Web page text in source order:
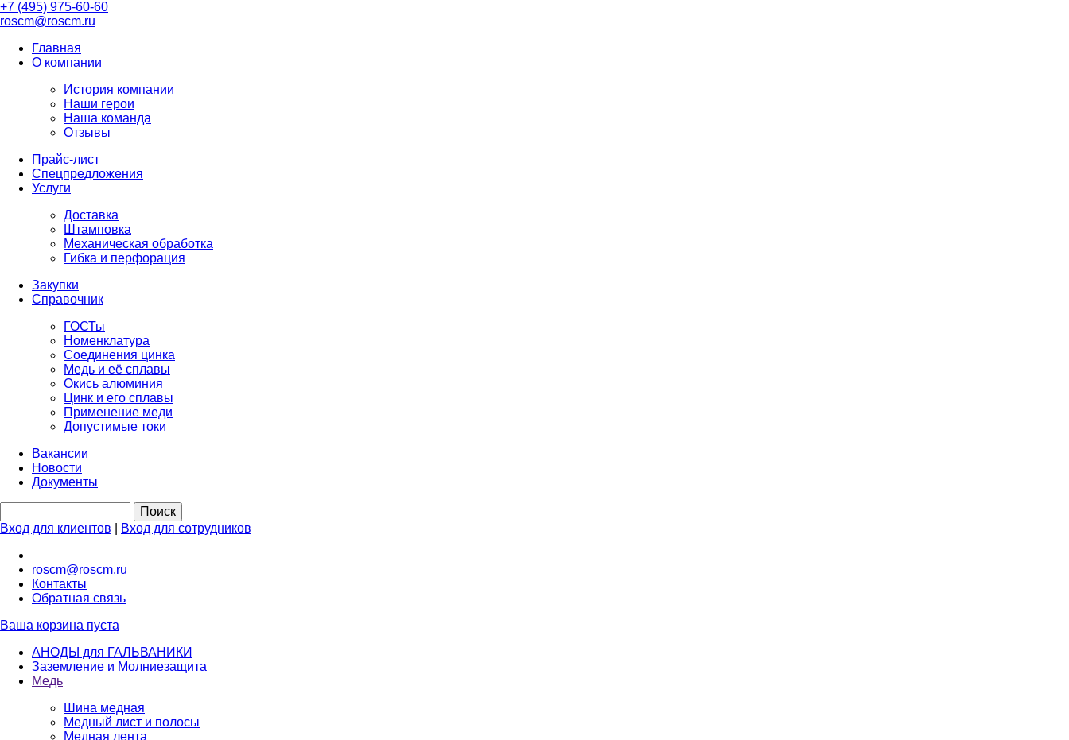
+7 (495) 975-60-60
roscm@roscm.ru
Главная
О компании
История компании
Наши герои
Наша команда
Отзывы
Прайс-лист
Спецпредложения
Услуги
Доставка
Штамповка
Механическая обработка
Гибка и перфорация
Закупки
Справочник
ГОСТы
Номенклатура
Соединения цинка
Медь и её сплавы
Окись алюминия
Цинк и его сплавы
Применение меди
Допустимые токи
Вакансии
Новости
Документы
Вход для клиентов Вход для сотрудников
roscm@roscm.ru
Контакты
Обратная связь
Ваша корзина пуста
АНОДЫ для ГАЛЬВАНИКИ
Заземление и Молниезащита
Медь
Шина медная
Медный лист и полосы
Медная лента